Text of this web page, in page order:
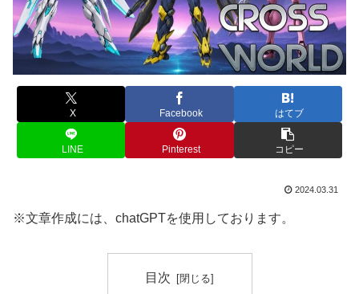
X Facebook はてブ
LINE Pinterest コピー
2024.03.31
※文章作成には、chatGPTを使用しております。
目次